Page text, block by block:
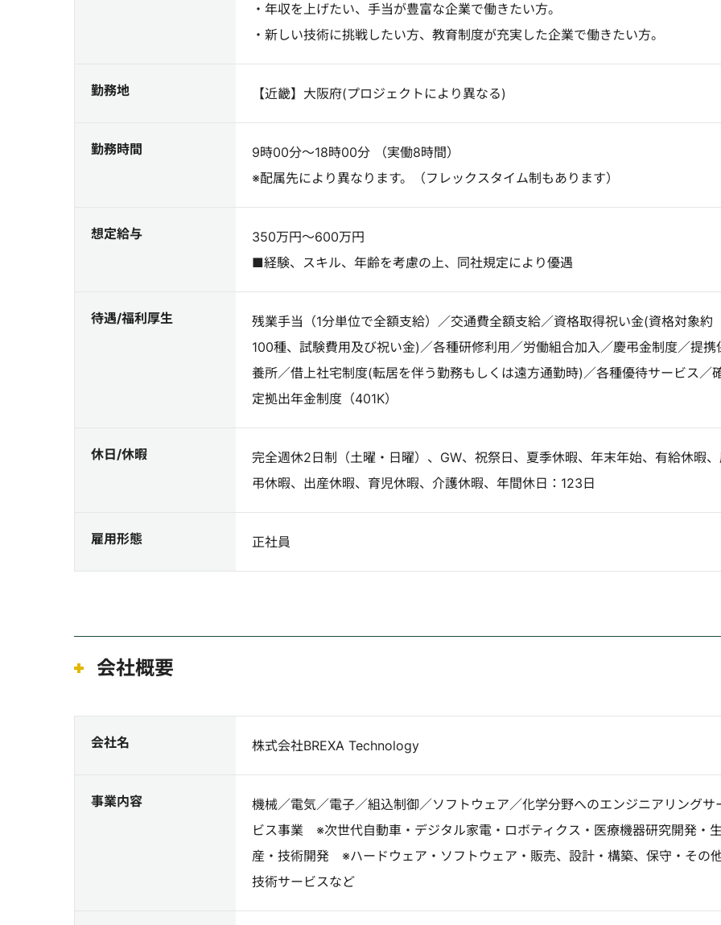
・年収を上げたい、手当が豊富な企業で働きたい方。
・新しい技術に挑戦したい方、教育制度が充実した企業で働きたい方。
勤務地 【近畿】大阪府(プロジェクトにより異なる)
勤務時間
9時00分～18時00分 （実働8時間）
※配属先により異なります。（フレックスタイム制もあります）
想定給与
350万円～600万円
■経験、スキル、年齢を考慮の上、同社規定により優遇
待遇/福利厚生
残業手当（1分単位で全額支給）／交通費全額支給／資格取得祝い金(資格対象約
100種、試験費用及び祝い金)／各種研修利用／労働組合加入／慶弔金制度／提携
養所／借上社宅制度(転居を伴う勤務もしくは遠方通勤時)／各種優待サービス／
定拠出年金制度（401K）
休日/休暇
完全週休2日制（土曜・日曜）、GW、祝祭日、夏季休暇、年末年始、有給休暇
弔休暇、出産休暇、育児休暇、介護休暇、年間休日：123日
雇用形態 正社員
会社概要
会社名 株式会社BREXA Technology
事業内容
機械／電気／電子／組込制御／ソフトウェア／化学分野へのエンジニアリングサ
ビス事業 ※次世代自動車・デジタル家電・ロボティクス・医療機器研究開発・
産・技術開発 ※ハードウェア・ソフトウェア・販売、設計・構築、保守・その
技術サービスなど